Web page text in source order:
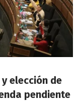
y elección de
pendiente